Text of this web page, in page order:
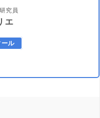
究員
エ
ール